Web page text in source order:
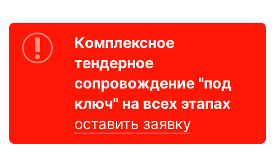
Комплексное
тендерное
сопровождение "под
ключ" на всех этапах
оставить заявку